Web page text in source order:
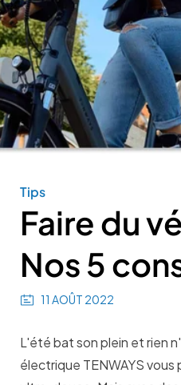
Tips
Faire du
Nos 5
11 AOÛT 2022
L'été bat son plein et rien
électrique TENWAYS